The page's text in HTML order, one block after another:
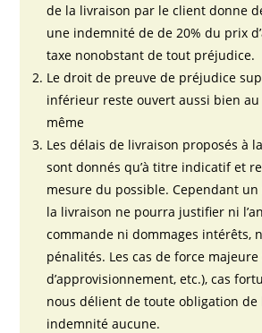
de la livraison par le client donne
une indemnité de de 20% du prix
taxe nonobstant de tout préjudice.
Le droit de preuve de préjudice
inférieur reste ouvert aussi bien au
même
Les délais de livraison proposés à
sont donnés qu’à titre indicatif et
mesure du possible. Cependant
la livraison ne pourra justifier ni
commande ni dommages intérêts,
pénalités. Les cas de force
d’approvisionnement, etc.), cas
nous délient de toute obligation de
indemnité aucune.